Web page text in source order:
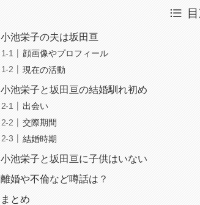
小池栄子の夫は坂田亘
顔画像やプロフィール
現在の活動
小池栄子と坂田亘の結婚馴れ初め
出会い
交際期間
結婚時期
小池栄子と坂田亘に子供はいない
離婚や不倫など噂話は？
まとめ